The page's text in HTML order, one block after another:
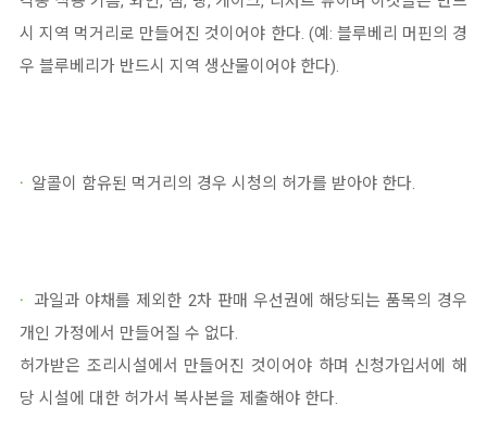
시 지역 먹거리로 만들어진 것이어야 한다. (예: 블루베리 머핀의 경
우 블루베리가 반드시 지역 생산물이어야 한다).
· 알콜이 함유된 먹거리의 경우 시청의 허가를 받아야 한다.
· 과일과 야채를 제외한 2차 판매 우선권에 해당되는 품목의 경우
개인 가정에서 만들어질 수 없다.
허가받은 조리시설에서 만들어진 것이어야 하며 신청가입서에 해
당 시설에 대한 허가서 복사본을 제출해야 한다.